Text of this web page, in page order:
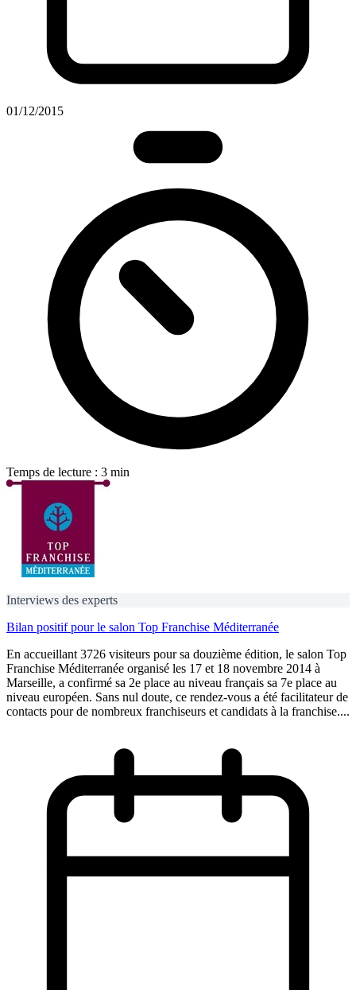
01/12/2015
Temps de lecture : 3 min
Interviews des experts
Bilan positif pour le salon Top Franchise Méditerranée
En accueillant 3726 visiteurs pour sa douzième édition, le salon Top
Franchise Méditerranée organisé les 17 et 18 novembre 2014 à
Marseille, a confirmé sa 2e place au niveau français sa 7e place au
niveau européen. Sans nul doute, ce rendez-vous a été facilitateur de
contacts pour de nombreux franchiseurs et candidats à la franchise....